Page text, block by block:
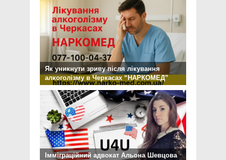
Як уникнути зриву після лікування
алкоголізму в Черкасах “НАРКОМЕД”
Імміграційний адвокат Альона Шевцова